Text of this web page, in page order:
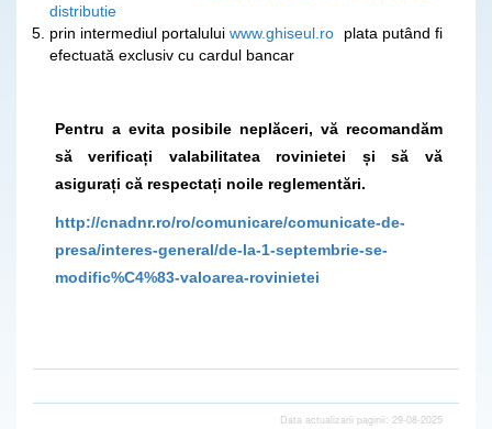
distributie
prin intermediul portaluluiwww.ghiseul.ro plata putând fi
efectuată exclusiv cu cardul bancar
Pentru a evita posibile neplăceri, vă recomandăm
să verificați valabilitatea rovinietei și să vă
asigurați că respectați noile reglementări.
http://cnadnr.ro/ro/comunicare/comunicate-de-
presa/interes-general/de-la-1-septembrie-se-
modific%C4%83-valoarea-rovinietei
Data actualizarii paginii: 29-08-2025